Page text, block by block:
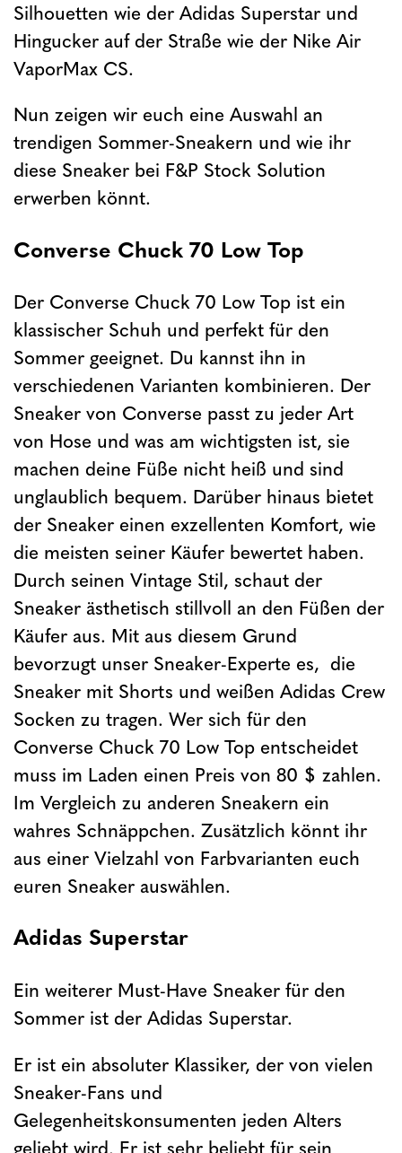
Silhouetten wie der Adidas Superstar und
Hingucker auf der Straße wie der Nike Air
VaporMax CS.
Nun zeigen wir euch eine Auswahl an
trendigen Sommer-Sneakern und wie ihr
diese Sneaker bei F&P Stock Solution
erwerben könnt.
Converse Chuck 70 Low Top
Der Converse Chuck 70 Low Top ist ein
klassischer Schuh und perfekt für den
Sommer geeignet. Du kannst ihn in
verschiedenen Varianten kombinieren. Der
Sneaker von Converse passt zu jeder Art
von Hose und was am wichtigsten ist, sie
machen deine Füße nicht heiß und sind
unglaublich bequem. Darüber hinaus bietet
der Sneaker einen exzellenten Komfort, wie
die meisten seiner Käufer bewertet haben.
Durch seinen Vintage Stil, schaut der
Sneaker ästhetisch stillvoll an den Füßen der
Käufer aus. Mit aus diesem Grund
bevorzugt unser Sneaker-Experte es, die
Sneaker mit Shorts und weißen Adidas Crew
Socken zu tragen. Wer sich für den
Converse Chuck 70 Low Top entscheidet
muss im Laden einen Preis von 80 $ zahlen.
Im Vergleich zu anderen Sneakern ein
wahres Schnäppchen. Zusätzlich könnt ihr
aus einer Vielzahl von Farbvarianten euch
euren Sneaker auswählen.
Adidas Superstar
Ein weiterer Must-Have Sneaker für den
Sommer ist der Adidas Superstar.
Er ist ein absoluter Klassiker, der von vielen
Sneaker-Fans und
Gelegenheitskonsumenten jeden Alters
geliebt wird. Er ist sehr beliebt für sein